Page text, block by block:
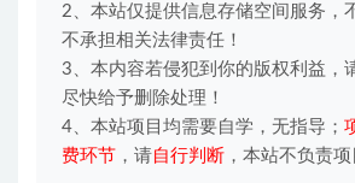
2、本站仅提供信息存储空间服务，
不承担相关法律责任！
3、本内容若侵犯到你的版权利益，
尽快给予删除处理！
4、本站项目均需要自学，无指导；
费环节 ，请自行判断 ，本站不负责项